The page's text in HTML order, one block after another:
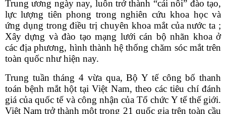
Trung ương ngày nay, luôn trở thành “cái nôi” đào tạo,
lực lượng tiên phong trong nghiên cứu khoa học và
ứng dụng trong điều trị chuyên khoa mắt của nước ta ;
Xây dựng và đào tạo mạng lưới cán bộ nhãn khoa ở
các địa phương, hình thành hệ thống chăm sóc mắt trên
toàn quốc như hiện nay.
Trung tuần tháng 4 vừa qua, Bộ Y tế công bố thanh
toán bệnh mắt hột tại Việt Nam, theo các tiêu chí đánh
giá của quốc tế và công nhận của Tổ chức Y tế thế giới.
Việt Nam trở thành một trong 21 quốc gia trên toàn cầu